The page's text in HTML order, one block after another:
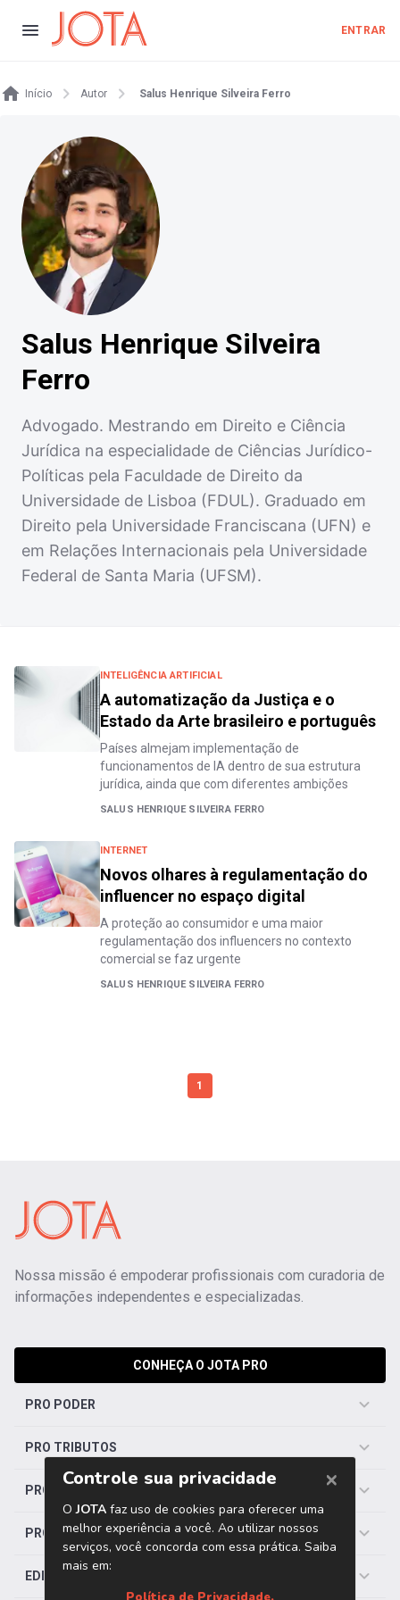
ENTRAR
Início Autor Salus Henrique Silveira Ferro
Salus Henrique Silveira
Ferro
Advogado. Mestrando em Direito e Ciência
Jurídica na especialidade de Ciências Jurídico-
Políticas pela Faculdade de Direito da
Universidade de Lisboa (FDUL). Graduado em
Direito pela Universidade Franciscana (UFN) e
em Relações Internacionais pela Universidade
Federal de Santa Maria (UFSM).
INTELIGÊNCIA ARTIFICIAL
A automatização da Justiça e o
Estado da Arte brasileiro e português
Países almejam implementação de
funcionamentos de IA dentro de sua estrutura
jurídica, ainda que com diferentes ambições
SALUS HENRIQUE SILVEIRA FERRO
INTERNET
Novos olhares à regulamentação do
influencer no espaço digital
A proteção ao consumidor e uma maior
regulamentação dos influencers no contexto
comercial se faz urgente
SALUS HENRIQUE SILVEIRA FERRO
1
Nossa missão é empoderar profissionais com curadoria de
informações independentes e especializadas.
CONHEÇA O JOTA PRO
PRO PODER
PRO TRIBUTOS
PRO TRABALHISTA
PRO SAÚDE
EDITORIAS